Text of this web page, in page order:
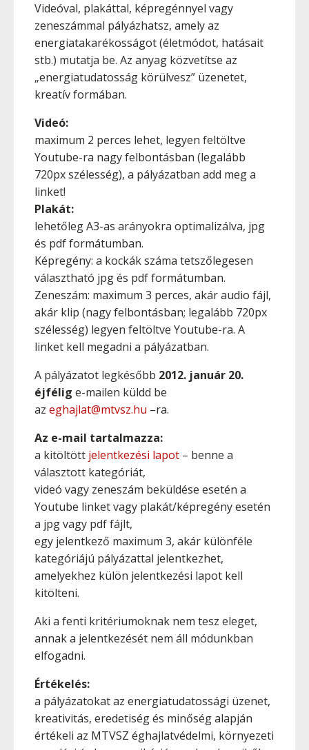
Videóval, plakáttal, képregénnyel vagy
zeneszámmal pályázhatsz, amely az
energiatakarékosságot (életmódot, hatásait
stb.) mutatja be. Az anyag közvetítse az
„energiatudatosság körülvesz” üzenetet,
kreatív formában.
Videó:
maximum 2 perces lehet, legyen feltöltve
Youtube-ra nagy felbontásban (legalább
720px szélesség), a pályázatban add meg a
linket!
Plakát:
lehetőleg A3-as arányokra optimalizálva, jpg
és pdf formátumban.
Képregény: a kockák száma tetszőlegesen
választható jpg és pdf formátumban.
Zeneszám: maximum 3 perces, akár audio fájl,
akár klip (nagy felbontásban; legalább 720px
szélesség) legyen feltöltve Youtube-ra. A
linket kell megadni a pályázatban.
A pályázatot legkésőbb 2012. január 20.
éjfélig e-mailen küldd be
az eghajlat@mtvsz.hu –ra.
Az e-mail tartalmazza:
a kitöltött jelentkezési lapot – benne a
választott kategóriát,
videó vagy zeneszám beküldése esetén a
Youtube linket vagy plakát/képregény esetén
a jpg vagy pdf fájlt,
egy jelentkező maximum 3, akár különféle
kategóriájú pályázattal jelentkezhet,
amelyekhez külön jelentkezési lapot kell
kitölteni.
Aki a fenti kritériumoknak nem tesz eleget,
annak a jelentkezését nem áll módunkban
elfogadni.
Értékelés:
a pályázatokat az energiatudatossági üzenet,
kreativitás, eredetiség és minőség alapján
értékeli az MTVSZ éghajlatvédelmi, környezeti